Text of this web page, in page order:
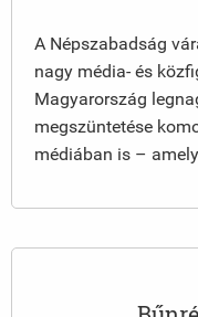
A Népszabadság
nagy média- és
Magyarország
megszüntetése
médiában is –